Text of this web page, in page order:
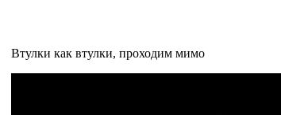
Втулки как втулки, проходим мимо